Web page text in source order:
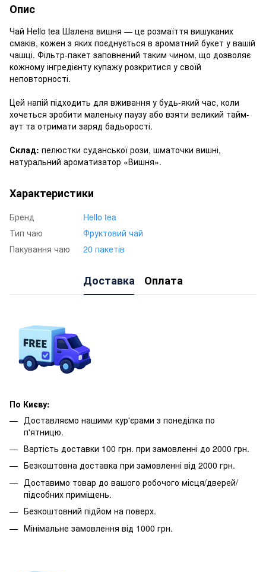
Опис
Чай Hello tea Шалена вишня — це розмаїття вишуканих
смаків, кожен з яких поєднується в ароматний букет у вашій
чашці. Фільтр-пакет заповнений таким чином, що дозволяє
кожному інгредієнту купажу розкритися у своїй
неповторності.
Цей напій підходить для вживання у будь-який час, коли
хочеться зробити маленьку паузу або взяти великий тайм-
аут та отримати заряд бадьорості.
Склад: пелюстки суданської рози, шматочки вишні,
натуральний ароматизатор «Вишня».
Характеристики
Бренд
Hello tea
Тип чаю
Фруктовий чай
Пакування чаю
20 пакетів
Доставка Оплата
По Києву:
Доставляємо нашими кур'єрами з понеділка по
п'ятницю.
Вартість доставки 100 грн. при замовленні до 2000 грн.
Безкоштовна доставка при замовленні від 2000 грн.
Доставимо товар до вашого робочого місця/дверей/
підсобних приміщень.
Безкоштовний підйом на поверх.
Мінімальне замовлення від 1000 грн.